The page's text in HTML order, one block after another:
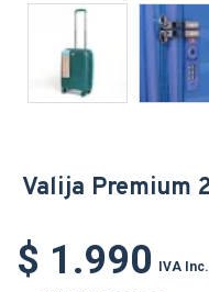
Valija Premium
$ 1.990 IVA Inc.